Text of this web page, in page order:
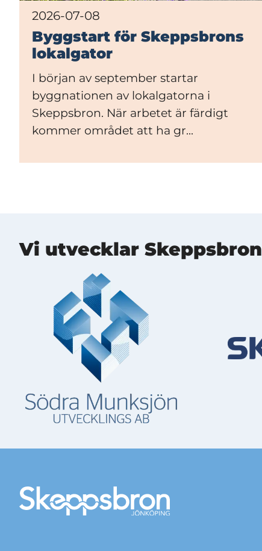
2026-07-08
Byggstart för Skeppsbrons
lokalgator
I början av september startar
byggnationen av lokalgatorna i
Skeppsbron. När arbetet är färdigt
kommer området att ha gr...
Vi utvecklar Skeppsbron